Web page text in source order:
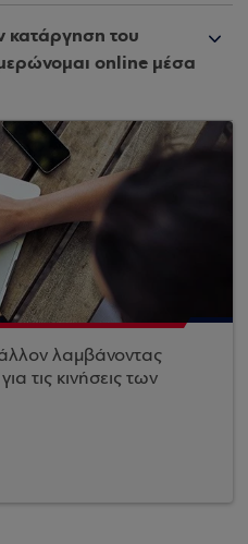
του
online μέσα
λαμβάνοντας
τις κινήσεις των